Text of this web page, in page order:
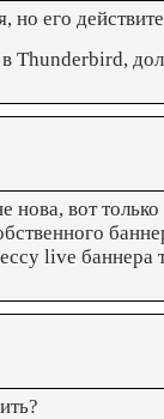
его
Thunderbird,
нова, вот
live баннера